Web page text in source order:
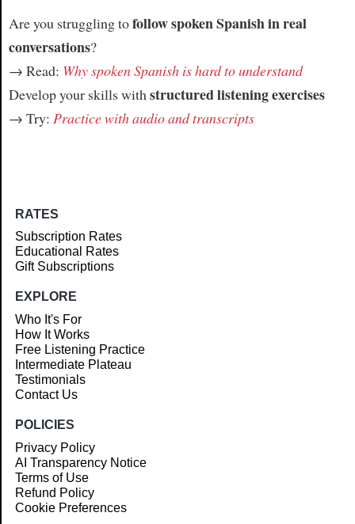
Are you struggling tofollow spoken Spanish in real
conversations?
→ Read: Why spoken Spanish is hard to understand
Develop your skills withstructured listening exercises
→ Try: Practice with audio and transcripts
RATES
Subscription Rates
Educational Rates
Gift Subscriptions
EXPLORE
Who It's For
How It Works
Free Listening Practice
Intermediate Plateau
Testimonials
Contact Us
POLICIES
Privacy Policy
AI Transparency Notice
Terms of Use
Refund Policy
Cookie Preferences